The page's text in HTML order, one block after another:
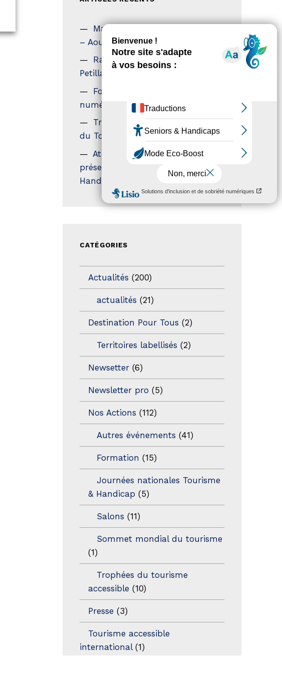
Magazine Tourisme Accessible
– Aout 2026
Rallye Aicha des Gazelles – Les
Petillantes
Formation Communication
numérique
Trophées Horizons – Acteurs
du Tourisme Durable
Atout France – flyer
présentation label Tourisme &
Handicap
CATÉGORIES
Actualités (200)
actualités (21)
Destination Pour Tous (2)
Territoires labellisés (2)
Newsetter (6)
Newsletter pro (5)
Nos Actions (112)
Autres événements (41)
Formation (15)
Journées nationales Tourisme
& Handicap (5)
Salons (11)
Sommet mondial du tourisme
(1)
Trophées du tourisme
accessible (10)
Presse (3)
Tourisme accessible
international(1)